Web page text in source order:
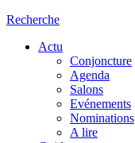
Recherche
Actu
Conjoncture
Agenda
Salons
Evénements
Nominations
A lire